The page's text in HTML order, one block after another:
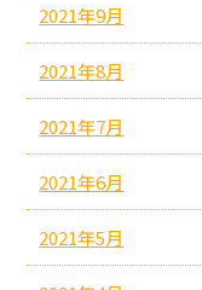
2021年9月
2021年8月
2021年7月
2021年6月
2021年5月